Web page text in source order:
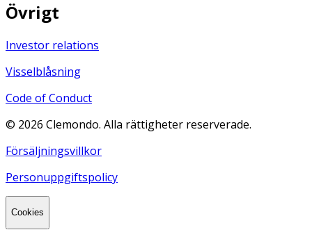
Övrigt
Investor relations
Visselblåsning
Code of Conduct
© 2026 Clemondo. Alla rättigheter reserverade.
Försäljningsvillkor
Personuppgiftspolicy
Cookies